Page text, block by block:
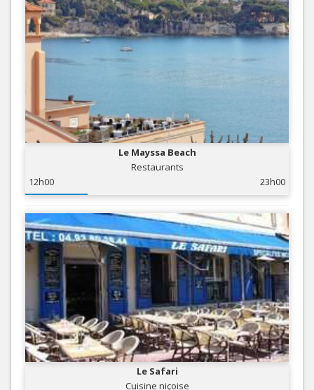
Le Mayssa Beach
Restaurants
12h00
23h00
Le Safari
Cuisine niçoise